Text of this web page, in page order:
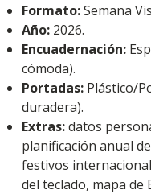
Formato:Semana
Año: 2026.
Encuadernación:
cómoda).
Portadas: Plástico/
duradera).
Extras:datos
planificación anual
festivos
del teclado, mapa de